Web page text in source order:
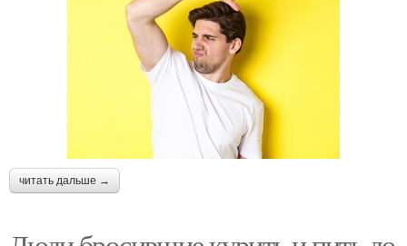
читать дальше →